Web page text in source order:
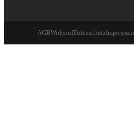
AGBWiderrufDatenschutzImpressum